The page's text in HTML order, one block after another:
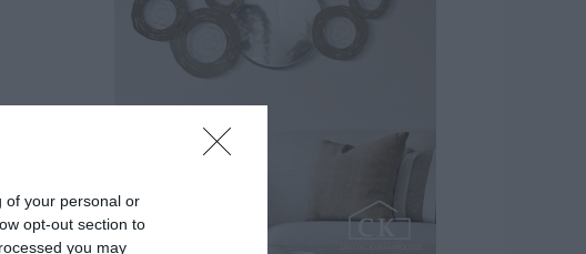
of your personal or
opt-out section to
you may